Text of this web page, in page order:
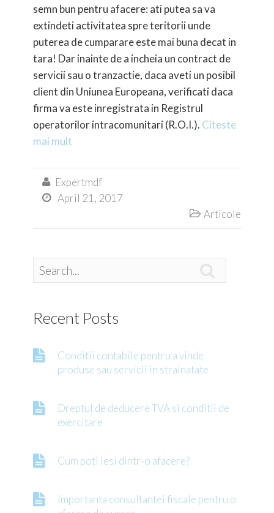
semn bun pentru afacere: ati putea sa va
extindeti activitatea spre teritorii unde
puterea de cumparare este mai buna decat in
tara! Dar inainte de a incheia un contract de
servicii sau o tranzactie, daca aveti un posibil
client din Uniunea Europeana, verificati daca
firma va este inregistrata in Registrul
operatorilor intracomunitari (R.O.I.). Citeste
mai mult
 Expertmdf
 April 21, 2017
 Articole
Recent Posts
Conditii contabile pentru a vinde
produse sau servicii in strainatate
Dreptul de deducere TVA si conditii de
exercitare
Cum poti iesi dintr-o afacere?
Importanta consultantei fiscale pentru o